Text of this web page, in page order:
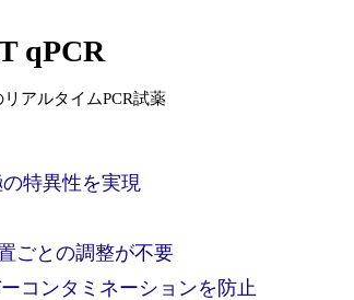
qPCR
アルタイムPCR試薬
特異性を実現
ごとの調整が不要
コンタミネーションを防止